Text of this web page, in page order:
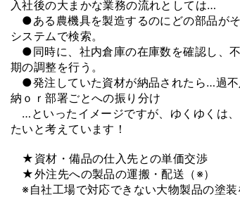
入社後の大まかな業務の流れとしては…
●ある農機具を製造するのにどの部品が
システムで検索。
●同時に、社内倉庫の在庫数を確認し、
期の調整を行う。
●発注していた資材が納品されたら…過
納ｏｒ部署ごとへの振り分け
…といったイメージですが、ゆくゆくは
たいと考えています！
★資材・備品の仕入先との単価交渉
★外注先への製品の運搬・配送（※）
※自社工場で対応できない大物製品の塗装